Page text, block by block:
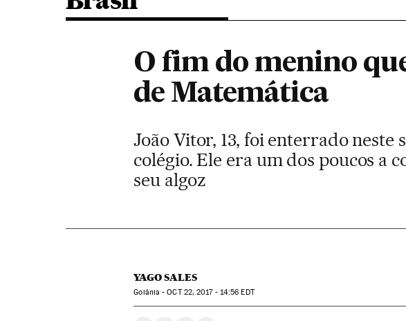
O fim do menino
de Matemática
João Vitor, 13, foi enterrado neste
colégio. Ele era um dos poucos a
seu algoz
YAGO SALES
Goiânia -OCT22, 2017 - 14:56 EDT